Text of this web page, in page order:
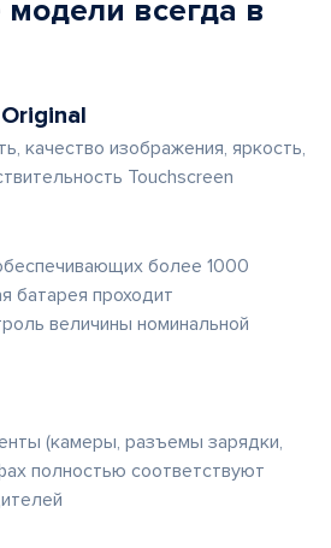
модели всегда в
качество изображения, яркость,
Touchscreen
более 1000
батарея проходит
величины номинальной
(камеры, разъемы зарядки,
полностью соответствуют